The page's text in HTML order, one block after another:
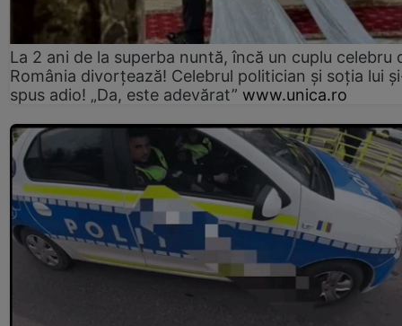
La 2 ani de la superba nuntă, încă un cuplu celebru
România divorțează! Celebrul politician și soția lui
spus adio! „Da, este adevărat” www.unica.ro